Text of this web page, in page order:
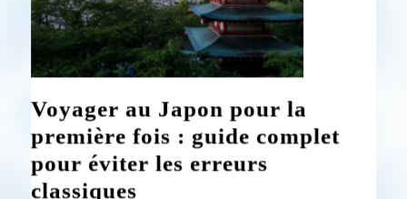
Voyager au Japon pour la
première fois : guide complet
pour éviter les erreurs
classiques